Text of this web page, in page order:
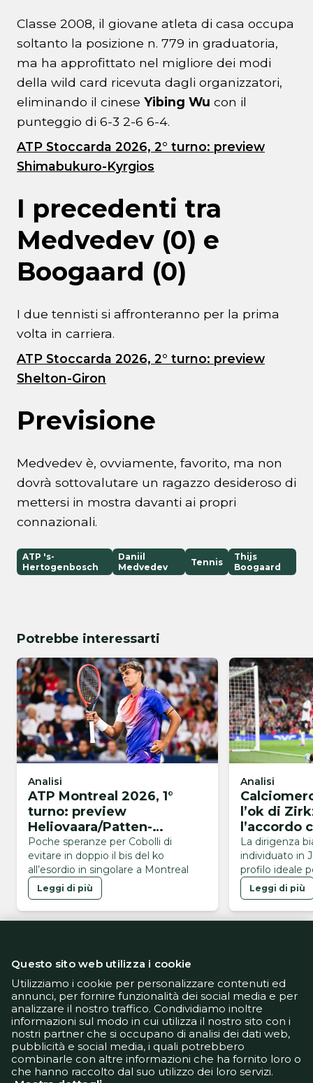
Classe 2008, il giovane atleta di casa occupa
soltanto la posizione n. 779 in graduatoria,
ma ha approfittato nel migliore dei modi
della wild card ricevuta dagli organizzatori,
eliminando il cinese Yibing Wu con il
punteggio di 6-3 2-6 6-4.
ATP Stoccarda 2026, 2° turno: preview
Shimabukuro-Kyrgios
I precedenti tra
Medvedev (0) e
Boogaard (0)
I due tennisti si affronteranno per la prima
volta in carriera.
ATP Stoccarda 2026, 2° turno: preview
Shelton-Giron
Previsione
Medvedev è, ovviamente, favorito, ma non
dovrà sottovalutare un ragazzo desideroso di
mettersi in mostra davanti ai propri
connazionali.
ATP 's-
Hertogenbosch
Daniil
Medvedev
Tennis
Thijs
Boogaard
Potrebbe interessarti
Analisi
ATP Montreal 2026, 1°
turno: preview
Heliovaara/Patten-
Buse/Cobolli
Poche speranze per Cobolli di
evitare in doppio il bis del ko
all’esordio in singolare a Montreal
Leggi di più
Analisi
l’ok di
l’accordo
La dirigenza
individuato in
profilo ideale
Leggi di più
Informativa Privacy
Informativa Cookie
Tech App
Gestione preferenze
support@goldbetlive.it
Questo sito web utilizza i cookie
Utilizziamo i cookie per personalizzare contenuti ed
annunci, per fornire funzionalità dei social media e per
analizzare il nostro traffico. Condividiamo inoltre
informazioni sul modo in cui utilizza il nostro sito con i
nostri partner che si occupano di analisi dei dati web,
pubblicità e social media, i quali potrebbero
combinarle con altre informazioni che ha fornito loro o
che hanno raccolto dal suo utilizzo dei loro servizi.